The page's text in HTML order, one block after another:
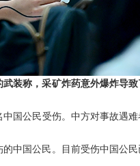
装称，采矿炸药意外爆炸导
国公民受伤。中方对事故遇
中国公民。目前受伤中国公